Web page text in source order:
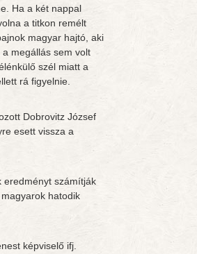
Ha a két nappal
a titkon remélt
magyar hajtó, aki
megállás sem volt
szél miatt a
rá figyelnie.
Dobrovitz József
esett vissza a
eredményt számítják
hatodik
képviselő ifj.